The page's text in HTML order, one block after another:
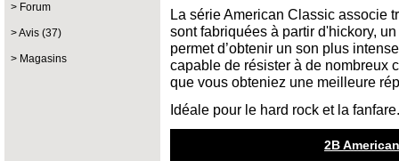
Forum
Avis (37)
Magasins
La série American Classic associe
sont fabriquées à partir d'hickory,
permet d’obtenir un son plus
capable de résister à de nombreux
que vous obteniez une meilleure
Idéale pour le hard rock et la fanfare.
2B